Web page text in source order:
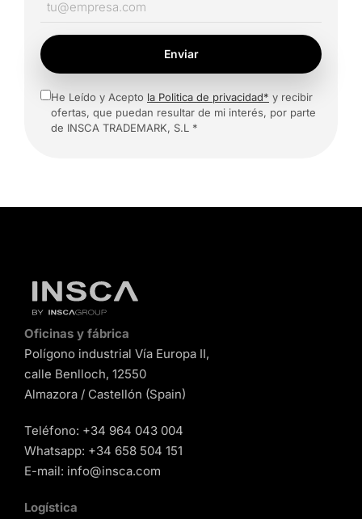
Enviar
He Leído y Acepto la Politica de privacidad* y recibir
ofertas, que puedan resultar de mi interés, por parte
de INSCA TRADEMARK, S.L *
Oficinas y fábrica
Polígono industrial Vía Europa II,
calle Benlloch, 12550
Almazora / Castellón (Spain)
Teléfono: +34 964 043 004
Whatsapp: +34 658 504 151
E-mail: info@insca.com
Logística